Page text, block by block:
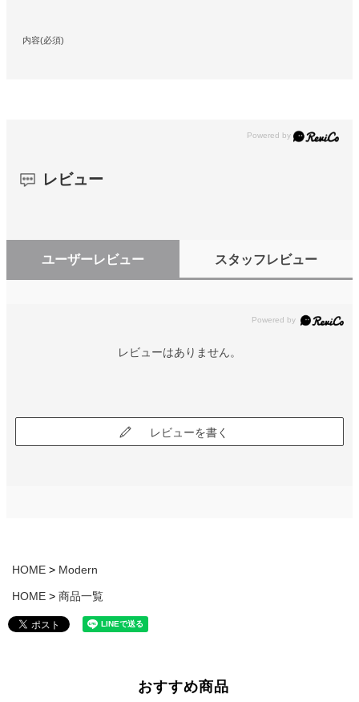
内容(必須)
レビュー
ユーザーレビュー スタッフレビュー
レビューはありません。
レビューを書く
HOME Modern
HOME 商品一覧
おすすめ商品